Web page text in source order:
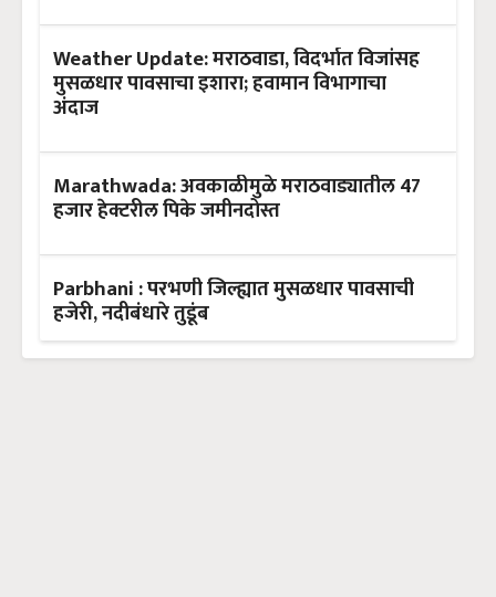
Weather Update: मराठवाडा, विदर्भात विजांसह
मुसळधार पावसाचा इशारा; हवामान विभागाचा
अंदाज
Marathwada: अवकाळीमुळे मराठवाड्यातील 47
हजार हेक्टरील पिके जमीनदोस्त
Parbhani : परभणी जिल्ह्यात मुसळधार पावसाची
हजेरी, नदीबंधारे तुडूंब